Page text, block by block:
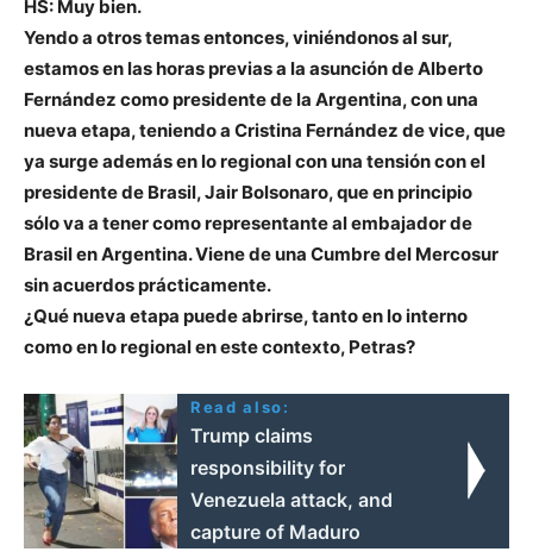
HS: Muy bien.
Yendo a otros temas entonces, viniéndonos al sur,
estamos en las horas previas a la asunción de Alberto
Fernández como presidente de la Argentina, con una
nueva etapa, teniendo a Cristina Fernández de vice, que
ya surge además en lo regional con una tensión con el
presidente de Brasil, Jair Bolsonaro, que en principio
sólo va a tener como representante al embajador de
Brasil en Argentina. Viene de una Cumbre del Mercosur
sin acuerdos prácticamente.
¿Qué nueva etapa puede abrirse, tanto en lo interno
como en lo regional en este contexto, Petras?
Read also:
Trump claims
responsibility for
Venezuela attack, and
capture of Maduro